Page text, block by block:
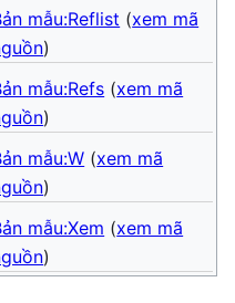
mẫu:Reflist (xem mã
)
mẫu:Refs (xem mã
)
mẫu:W (xem mã
)
mẫu:Xem (xem mã
)